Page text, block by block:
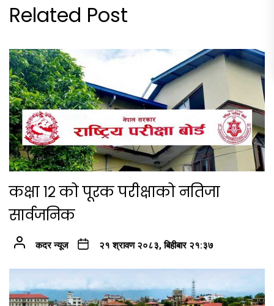
Related Post
कक्षा १२ को पूरक परीक्षाको नतिजा
सार्वजनिक
कदर न्यूज २१ श्रावण २०८३, बिहीबार २१:३७